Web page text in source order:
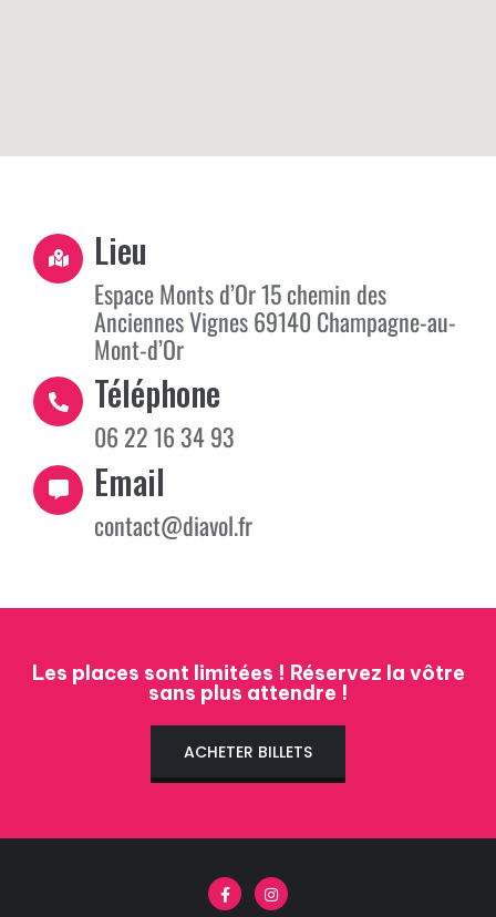
Lieu
Espace Monts d’Or 15 chemin des
Anciennes Vignes 69140 Champagne-au-
Mont-d’Or
Téléphone
06 22 16 34 93
Email
contact@diavol.fr
Les places sont limitées ! Réservez la vôtre
sans plus attendre !
ACHETER BILLETS